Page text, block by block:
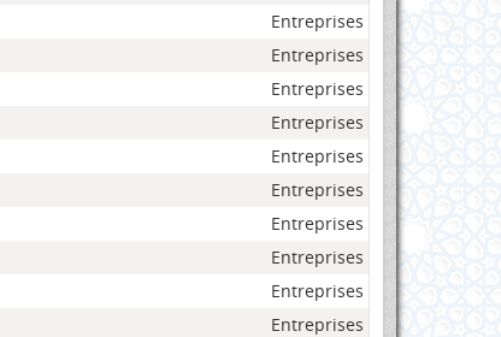
Entreprises
Entreprises
Entreprises
Entreprises
Entreprises
Entreprises
Entreprises
Entreprises
Entreprises
Entreprises